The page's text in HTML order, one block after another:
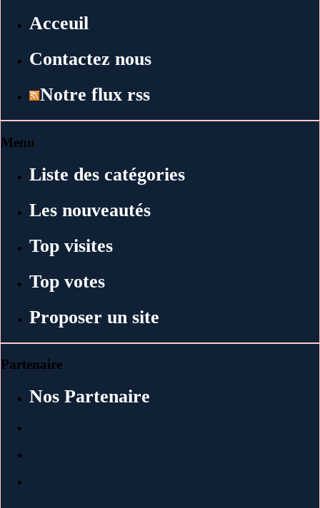
Acceuil
Contactez nous
Notre flux rss
Menu
Liste des catégories
Les nouveautés
Top visites
Top votes
Proposer un site
Partenaire
Nos Partenaire